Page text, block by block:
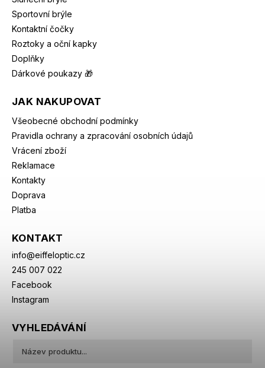
Sportovní brýle
Kontaktní čočky
Roztoky a oční kapky
Doplňky
Dárkové poukazy 🎁
JAK NAKUPOVAT
Všeobecné obchodní podmínky
Pravidla ochrany a zpracování osobních údajů
Vrácení zboží
Reklamace
Kontakty
Doprava
Platba
KONTAKT
info@eiffeloptic.cz
245 007 022
Facebook
Instagram
VYHLEDÁVÁNÍ